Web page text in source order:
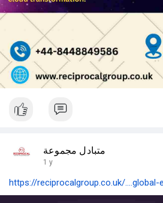
متبادل مجموعة
1 y
https://reciprocalgroup.co.uk/....global-